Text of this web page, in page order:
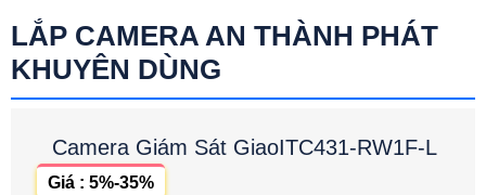
LẮP CAMERA AN THÀNH PHÁT
KHUYÊN DÙNG
Camera Giám Sát GiaoITC431-RW1F-L
Giá : 5%-35%